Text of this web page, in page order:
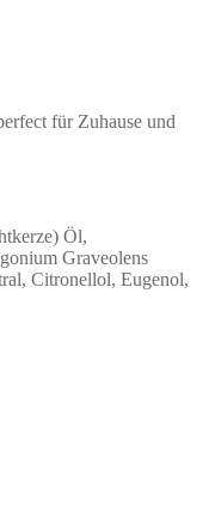
für Zuhause und
Öl,
Graveolens
Citronellol, Eugenol,